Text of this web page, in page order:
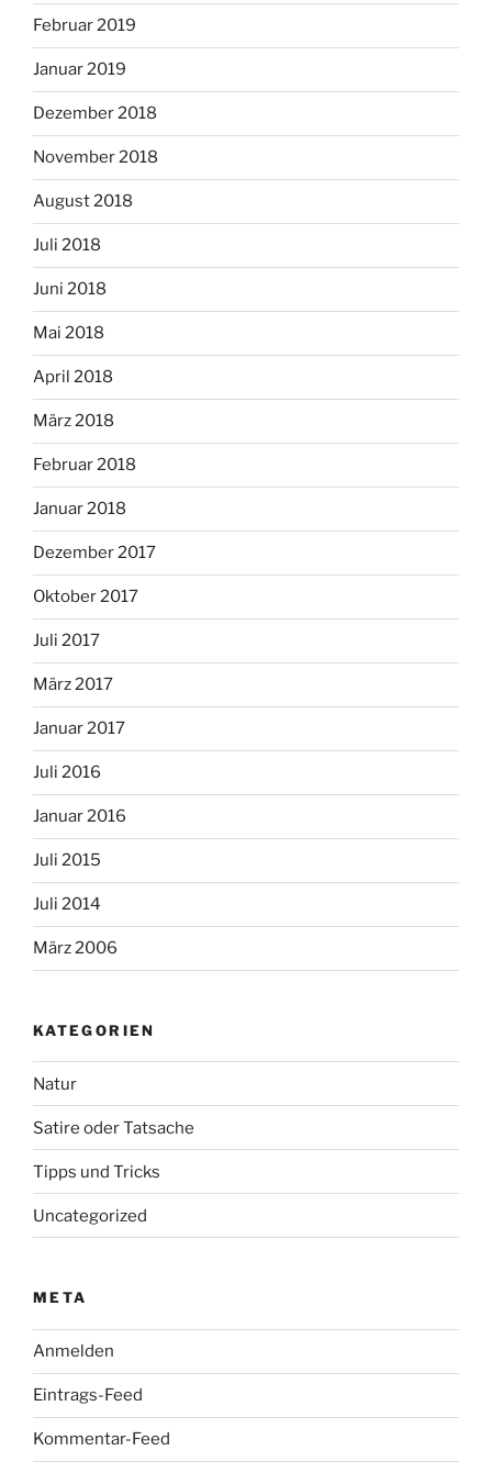
Februar 2019
Januar 2019
Dezember 2018
November 2018
August 2018
Juli 2018
Juni 2018
Mai 2018
April 2018
März 2018
Februar 2018
Januar 2018
Dezember 2017
Oktober 2017
Juli 2017
März 2017
Januar 2017
Juli 2016
Januar 2016
Juli 2015
Juli 2014
März 2006
KATEGORIEN
Natur
Satire oder Tatsache
Tipps und Tricks
Uncategorized
META
Anmelden
Eintrags-Feed
Kommentar-Feed